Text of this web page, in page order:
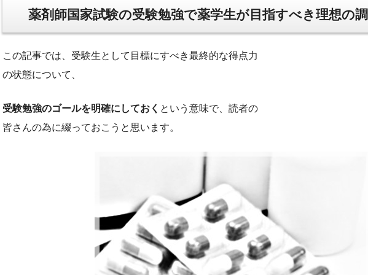
薬剤師国家試験の受験勉強で薬学生が目指すべき理想の
この記事では、受験生として目標にすべき最終的な得点力
の状態について、
受験勉強のゴールを明確にしておく という意味で、読者の
皆さんの為に綴っておこうと思います。